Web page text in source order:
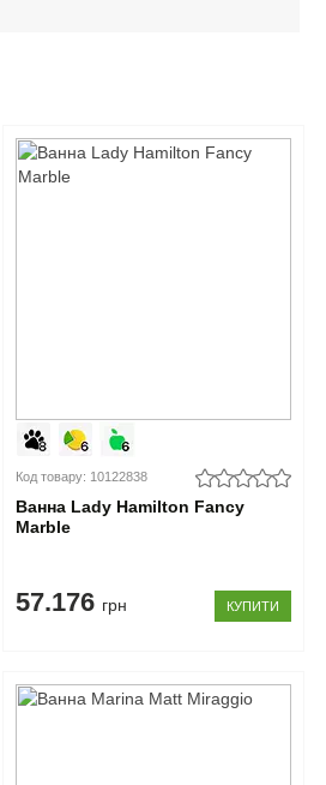
Код товару: 10122838
Ванна Lady Hamilton Fancy
Marble
57.176 грн КУПИТИ